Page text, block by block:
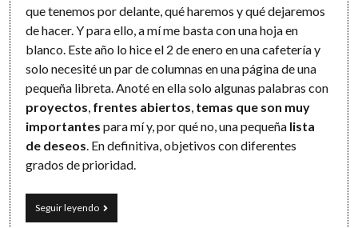
que tenemos por delante, qué haremos y qué dejaremos
de hacer. Y para ello, a mí me basta con una hoja en
blanco. Este año lo hice el 2 de enero en una cafetería y
solo necesité un par de columnas en una página de una
pequeña libreta. Anoté en ella solo algunas palabras con
proyectos frentes abiertos temas que son muy
importantes para mí y, por qué no, una pequeña lista
de deseos . En definitiva, objetivos con diferentes
grados de prioridad.
Seguir leyendoObjetivos
con